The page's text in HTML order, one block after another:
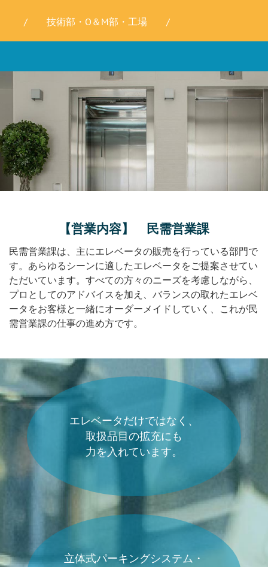
/ 技術部・O＆M部・工場 /
【営業内容】 民需営業課
民需営業課は、主にエレベータの販売を行っている部門で
す。あらゆるシーンに適したエレベータをご提案させてい
ただいています。すべての方々のニーズを考慮しながら、
プロとしてのアドバイスを加え、バランスの取れたエレベ
ータをお客様と一緒にオーダーメイドしていく、これが民
需営業課の仕事の進め方です。
エレベータだけではなく、
取扱品目の拡充にも
力を入れています。
立体式パーキングシステム・